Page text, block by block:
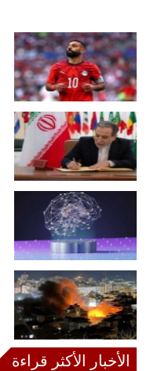
الأخبار الأكثر قراءة